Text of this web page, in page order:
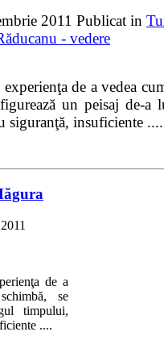
2011 Publicat in
de a vedea
un peisaj de-a
siguranţă, insuficiente ....
de a
se
timpului,
....